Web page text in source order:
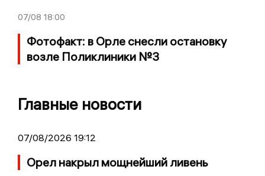
07/08 18:00
Фотофакт: в Орле снесли остановку
возле Поликлиники №3
Главные новости
07/08/2026 19:12
Орел накрыл мощнейший ливень